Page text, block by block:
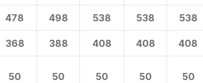
478 498 538 538 538
368 388 408 408 408
50 50 50 50 50